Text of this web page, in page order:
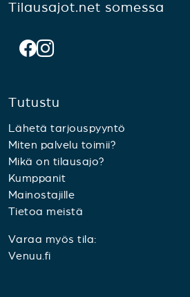
Tilausajot.net somessa
Tutustu
Lähetä tarjouspyyntö
Miten palvelu toimii?
Mikä on tilausajo?
Kumppanit
Mainostajille
Tietoa meistä
Varaa myös tila:
Venuu.fi